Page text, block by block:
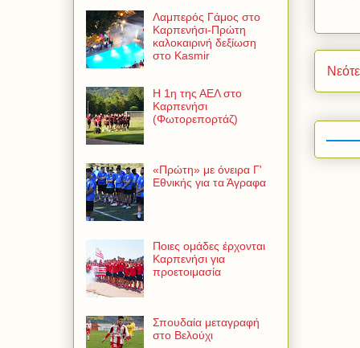
Λαμπερός Γάμος στο
Καρπενήσι-Πρώτη
καλοκαιρινή δεξίωση
στο Kasmir
Η 1η της ΑΕΛ στο
Καρπενήσι
(Φωτορεπορτάζ)
«Πρώτη» με όνειρα Γ'
Εθνικής για τα Άγραφα
Ποιες ομάδες έρχονται
Καρπενήσι για
προετοιμασία
Σπουδαία μεταγραφή
στο Βελούχι